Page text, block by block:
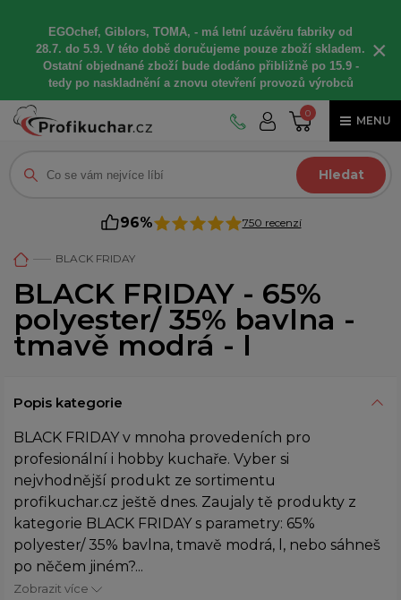
EGOchef, Giblors, TOMA, - má letní uzávěru fabriky od
28.7. do 5.9. V této době doručujeme pouze zboží skladem.
Ostatní objednané zboží bude dodáno přibližně po 15.9 -
tedy po naskladnění a znovu otevření provozů výrobců
×
0
MENU
Hledat
96% 750 recenzí
BLACK FRIDAY
BLACK FRIDAY - 65%
polyester/ 35% bavlna -
tmavě modrá - l
Popis kategorie
BLACK FRIDAY v mnoha provedeních pro
profesionální i hobby kuchaře. Vyber si
nejvhodnější produkt ze sortimentu
profikuchar.cz ještě dnes. Zaujaly tě produkty z
kategorie BLACK FRIDAY s parametry: 65%
polyester/ 35% bavlna, tmavě modrá, l, nebo sáhneš
po něčem jiném?...
Zobrazit více